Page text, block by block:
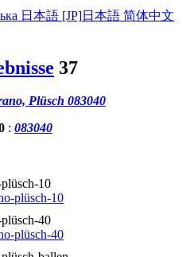
日本語 [JP]日本語 简体中文
37
Plüsch 083040
: 083040
10
40